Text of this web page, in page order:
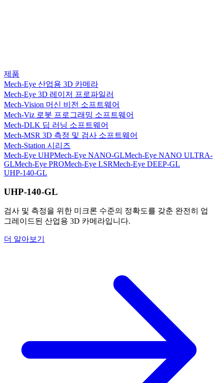
제품
Mech-Eye 산업용 3D 카메라
Mech-Eye 3D 레이저 프로파일러
Mech-Vision 머신 비전 소프트웨어
Mech-Viz 로봇 프로그래밍 소프트웨어
Mech-DLK 딥 러닝 소프트웨어
Mech-MSR 3D 측정 및 검사 소프트웨어
Mech-Station 시리즈
Mech-Eye UHPMech-Eye NANO-GLMech-Eye NANO ULTRA-
GLMech-Eye PROMech-Eye LSRMech-Eye DEEP-GL
UHP-140-GL
UHP-140-GL
검사 및 측정을 위한 미크론 수준의 정확도를 갖춘 완전히 업
그레이드된 산업용 3D 카메라입니다.
더 알아보기